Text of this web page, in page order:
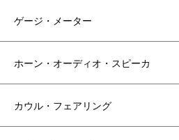
ゲージ・メーター
ホーン・オーディオ・スピーカ
カウル・フェアリング